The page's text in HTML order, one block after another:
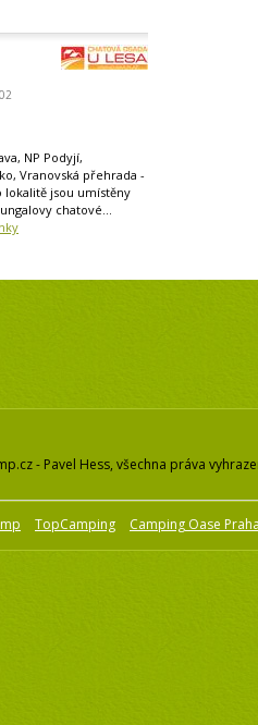
NP Podyjí,
Vranovská přehrada -
lokalitě jsou umístěny
chatové...
- Pavel Hess, všechna práva
TopCamping Camping Oase